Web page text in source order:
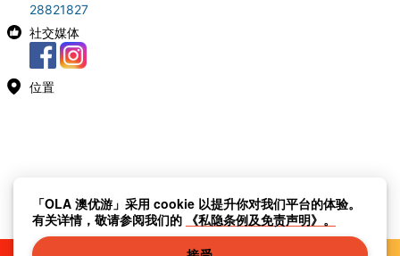
28821827
社交媒体
位置
「OLA 澳优游」采用 cookie 以提升你对我们平台的体验。
有关详情，敬请参阅我们的 《私隐条例及免责声明》。